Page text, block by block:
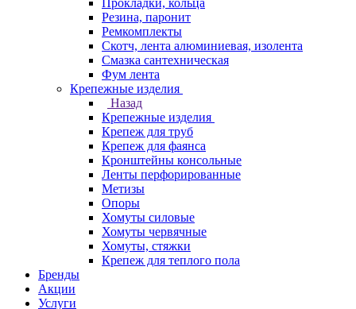
Прокладки, кольца
Резина, паронит
Ремкомплекты
Скотч, лента алюминиевая, изолента
Смазка сантехническая
Фум лента
Крепежные изделия
Назад
Крепежные изделия
Крепеж для труб
Крепеж для фаянса
Кронштейны консольные
Ленты перфорированные
Метизы
Опоры
Хомуты силовые
Хомуты червячные
Хомуты, стяжки
Крепеж для теплого пола
Бренды
Акции
Услуги